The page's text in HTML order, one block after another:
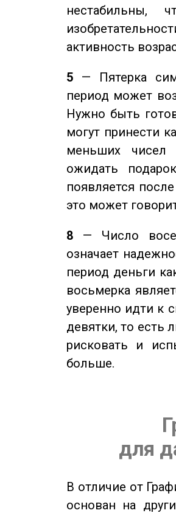
нестабильны,
активность
5 — Пятерка
период может
Нужно быть
могут принести
меньших чисел
ожидать
появляется
это может
8 — Число
означает
период деньги
восьмерка
уверенно идти к
девятки, то есть
рисковать и
больше.
для
В отличие от
основан на